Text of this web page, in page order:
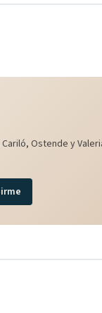
Ostende y